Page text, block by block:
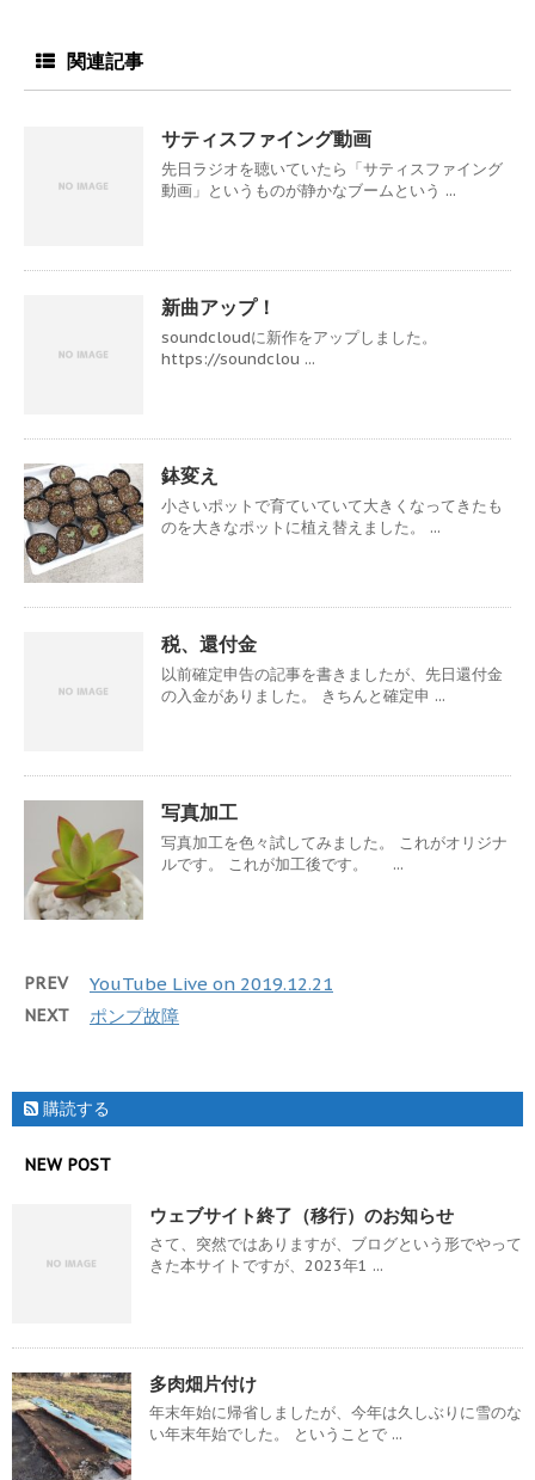
関連記事
サティスファイング動画
先日ラジオを聴いていたら「サティスファイング
動画」というものが静かなブームという ...
新曲アップ！
soundcloudに新作をアップしました。
https://soundclou ...
鉢変え
小さいポットで育ていていて大きくなってきたも
のを大きなポットに植え替えました。 ...
税、還付金
以前確定申告の記事を書きましたが、先日還付金
の入金がありました。 きちんと確定申 ...
写真加工
写真加工を色々試してみました。 これがオリジナ
ルです。 これが加工後です。 ...
PREV YouTube Live on 2019.12.21
NEXT ポンプ故障
購読する
NEW POST
ウェブサイト終了（移行）のお知らせ
さて、突然ではありますが、ブログという形でやって
きた本サイトですが、2023年1 ...
多肉畑片付け
年末年始に帰省しましたが、今年は久しぶりに雪のな
い年末年始でした。 ということで ...